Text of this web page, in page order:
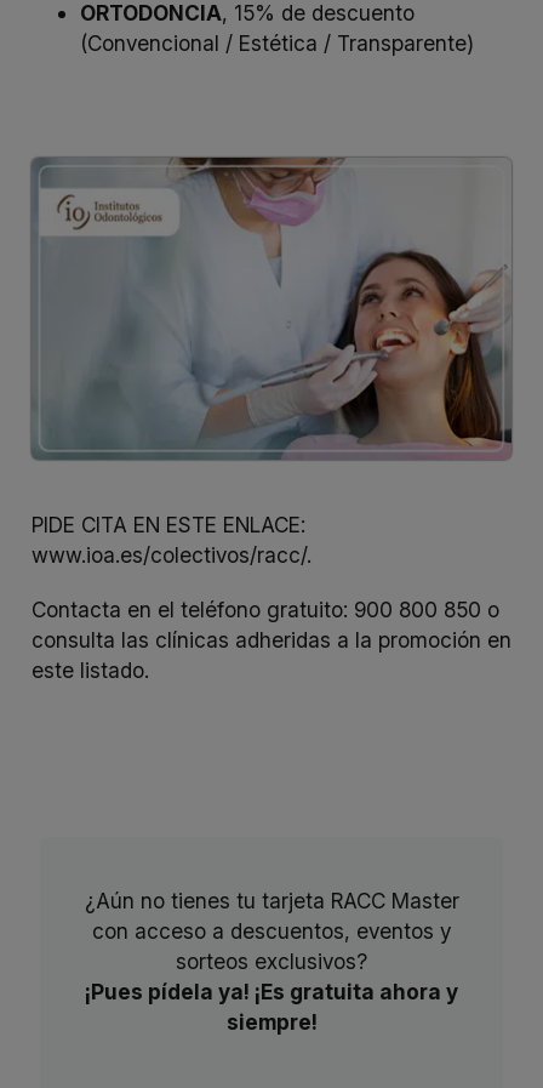
ORTODONCIA, 15% de descuento
(Convencional / Estética / Transparente)
PIDE CITA EN ESTE ENLACE:
www.ioa.es/colectivos/racc/.
Contacta en el teléfono gratuito: 900 800 850 o
consulta las clínicas adheridas a la promoción en
este listado.
¿Aún no tienes tu tarjeta RACC Master
con acceso a descuentos, eventos y
sorteos exclusivos?
¡Pues pídela ya! ¡Es gratuita ahora y
siempre!